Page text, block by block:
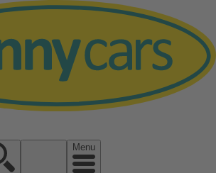
Menu